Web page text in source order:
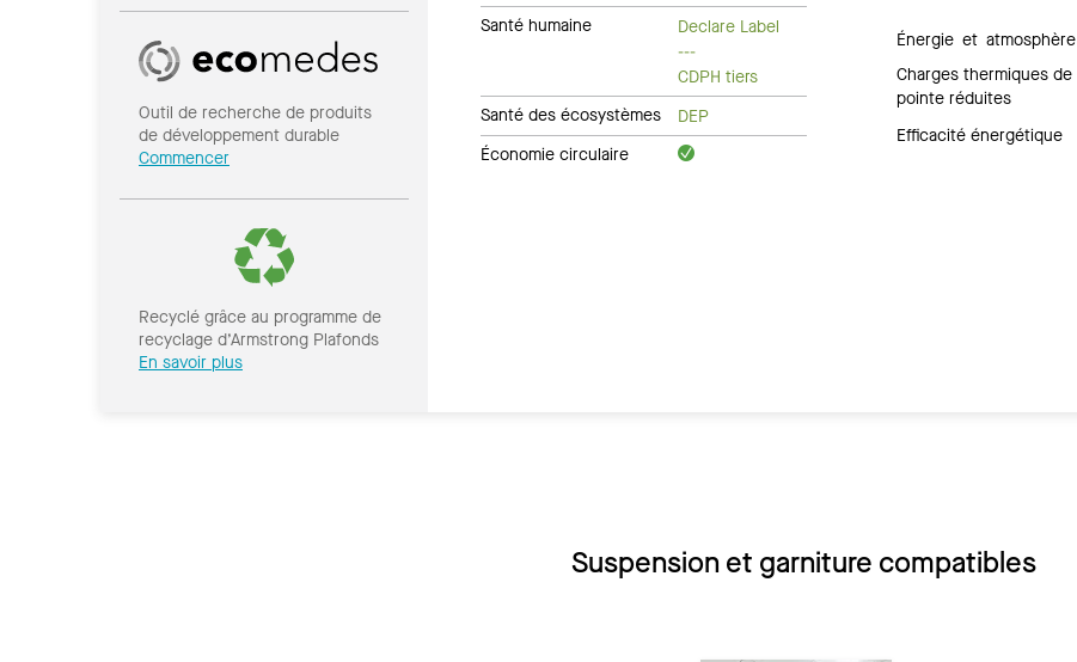
Outil de recherche de produits
de développement durable
Commencer
Recyclé grâce au programme de
recyclage d’Armstrong Plafonds
En savoir plus
Santé humaine
Declare Label
---
CDPH tiers
Santé des écosystèmes
DEP
Économie circulaire
Énergie et atmosphère
Charges thermiques de
pointe réduites
Efficacité énergétique
Suspension et garniture compatibles